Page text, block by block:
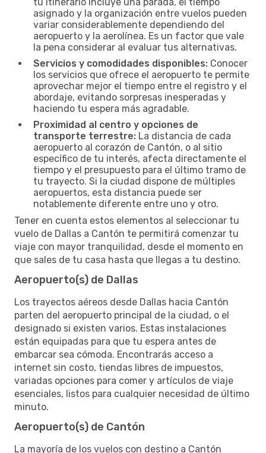
asignado y la organización entre vuelos pueden
variar considerablemente dependiendo del
aeropuerto y la aerolínea. Es un factor que vale
la pena considerar al evaluar tus alternativas.
Servicios y comodidades disponibles: Conocer
los servicios que ofrece el aeropuerto te permite
aprovechar mejor el tiempo entre el registro y el
abordaje, evitando sorpresas inesperadas y
haciendo tu espera más agradable.
Proximidad al centro y opciones de
transporte terrestre: La distancia de cada
aeropuerto al corazón de Cantón, o al sitio
específico de tu interés, afecta directamente el
tiempo y el presupuesto para el último tramo de
tu trayecto. Si la ciudad dispone de múltiples
aeropuertos, esta distancia puede ser
notablemente diferente entre uno y otro.
Tener en cuenta estos elementos al seleccionar tu
vuelo de Dallas a Cantón te permitirá comenzar tu
viaje con mayor tranquilidad, desde el momento en
que sales de tu casa hasta que llegas a tu destino.
Aeropuerto(s) de Dallas
Los trayectos aéreos desde Dallas hacia Cantón
parten del aeropuerto principal de la ciudad, o el
designado si existen varios. Estas instalaciones
están equipadas para que tu espera antes de
embarcar sea cómoda. Encontrarás acceso a
internet sin costo, tiendas libres de impuestos,
variadas opciones para comer y artículos de viaje
esenciales, listos para cualquier necesidad de último
minuto.
Aeropuerto(s) de Cantón
La mayoría de los vuelos con destino a Cantón